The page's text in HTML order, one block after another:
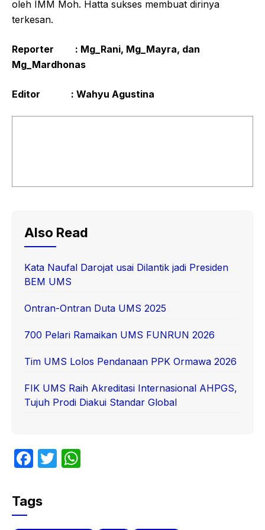
oleh IMM Moh. Hatta sukses membuat dirinya
terkesan.
Reporter : Mg_Rani, Mg_Mayra, dan
Mg_Mardhonas
Editor : Wahyu Agustina
Also Read
Kata Naufal Darojat usai Dilantik jadi Presiden
BEM UMS
Ontran-Ontran Duta UMS 2025
700 Pelari Ramaikan UMS FUNRUN 2026
Tim UMS Lolos Pendanaan PPK Ormawa 2026
FIK UMS Raih Akreditasi Internasional AHPGS,
Tujuh Prodi Diakui Standar Global
F
c
e
T
Tags